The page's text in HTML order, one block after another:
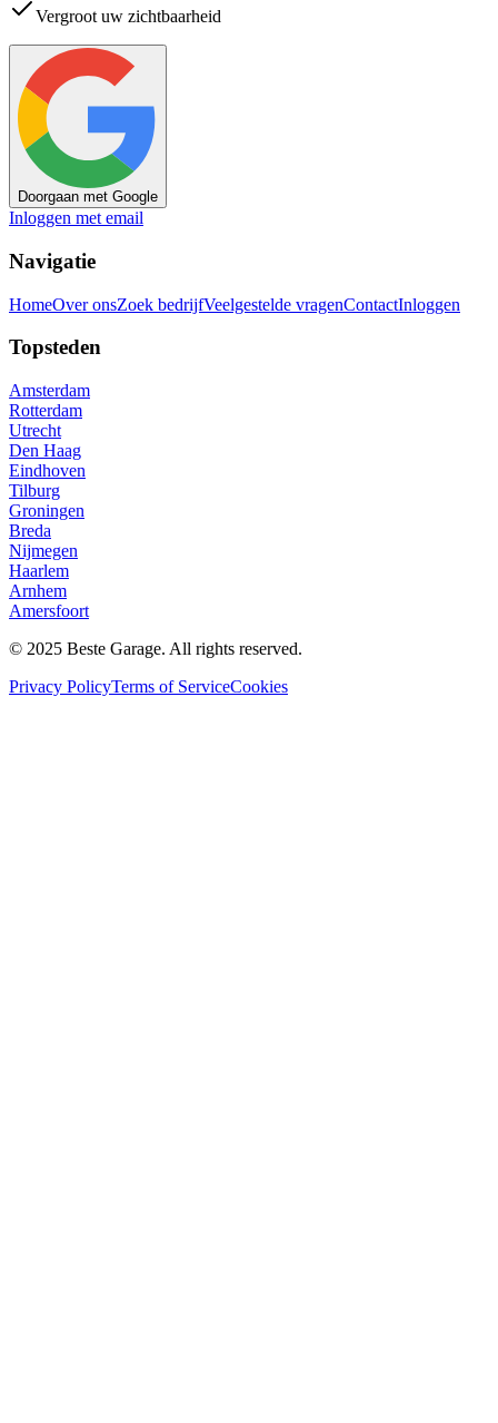
Vergroot uw zichtbaarheid
Doorgaan met Google
Inloggen met email
Navigatie
HomeOver onsZoek bedrijfVeelgestelde vragenContactInloggen
Topsteden
Amsterdam
Rotterdam
Utrecht
Den Haag
Eindhoven
Tilburg
Groningen
Breda
Nijmegen
Haarlem
Arnhem
Amersfoort
© 2025 Beste Garage. All rights reserved.
Privacy PolicyTerms of ServiceCookies